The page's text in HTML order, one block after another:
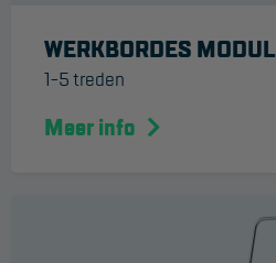
Verbindingsmiddelen
Anker middelen
Reddingsmiddelen
WERKBORDES MODUL
1-5 treden
Meer info